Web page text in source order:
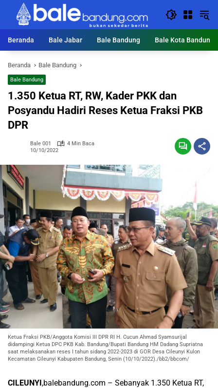
Langsung
konten
Beranda
Bale Jabar Bale Bandung Bale Kota Bandung
Beranda Bale Bandung
Bale Bandung
1.350 Ketua RT, RW, Kader PKK dan
Posyandu Hadiri Reses Ketua Fraksi PKB
DPR
Bale 001
4 Min Baca
10/10/2022
Ketua Fraksi PKB/Anggota Komisi III DPR RI H. Cucun Ahmad Syamsurijal
didampingi Ketua DPC PKB Kab. Bandung/Bupati Bandung HM Dadang Supriatna
saat melaksanakan reses I tahun sidang 2022-2023 di GOR Desa Cileunyi Kulon
Kecamatan Cileunyi Kabupaten Bandung, Senin (10/10/2022)./bb2/bbcom/
CILEUNYI,balebandung.com – Sebanyak 1.350 Ketua RT,